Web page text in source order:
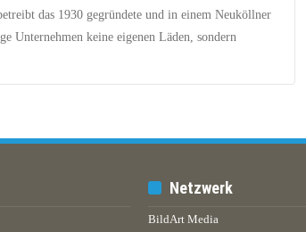
das 1930 gegründete und in einem Neuköllner
Unternehmen keine eigenen Läden, sondern
Netzwerk
BildArt Media